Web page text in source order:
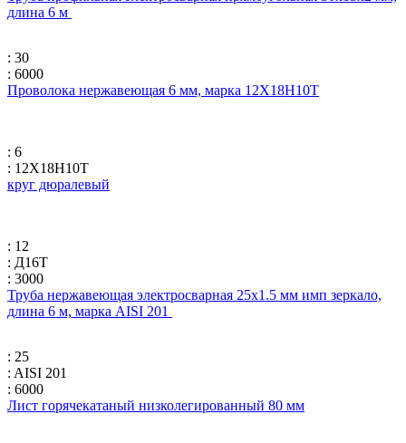
длина 6 м
: 30
: 6000
Проволока нержавеющая 6 мм, марка 12Х18Н10Т
: 6
: 12Х18Н10Т
круг дюралевый
: 12
: Д16Т
: 3000
Труба нержавеющая электросварная 25х1.5 мм имп зеркало,
длина 6 м, марка AISI 201
: 25
: AISI 201
: 6000
Лист горячекатаный низколегированный 80 мм